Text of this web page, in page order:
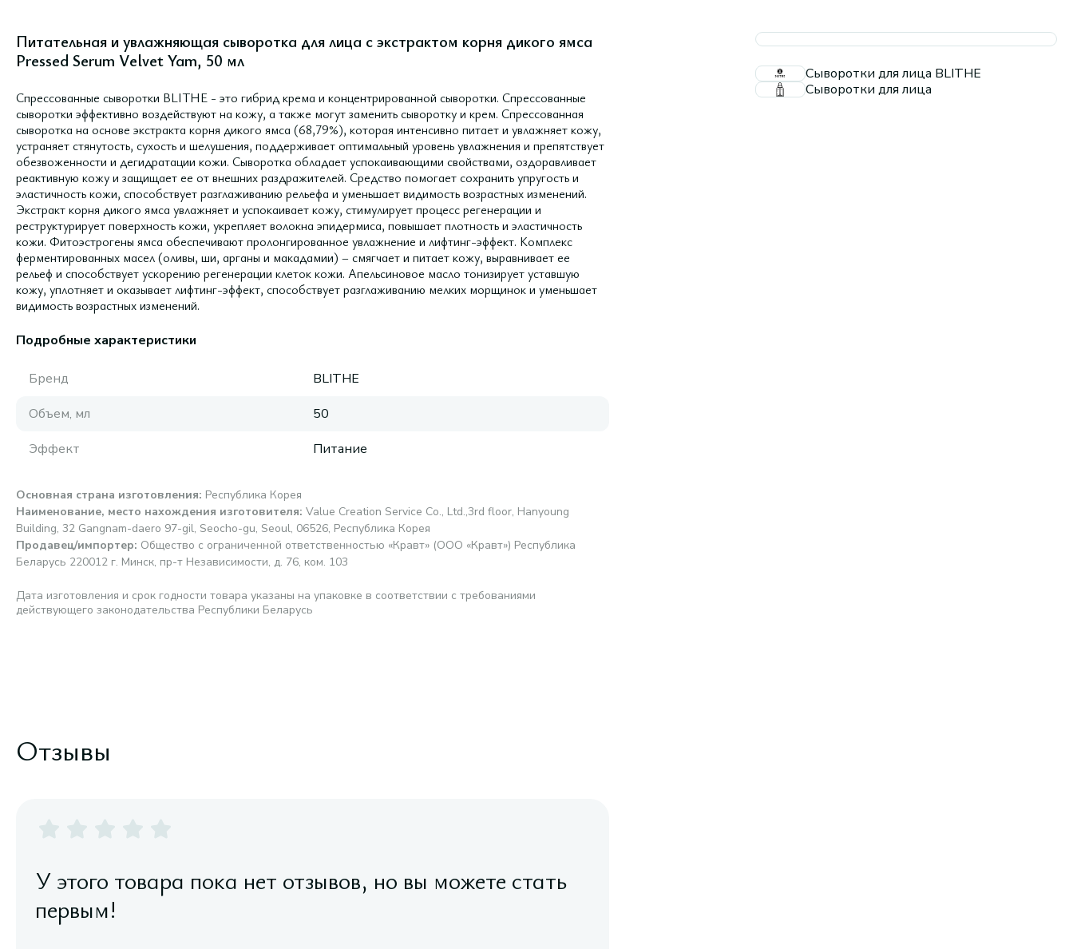
Питательная и увлажняющая сыворотка для лица с экстрактом корня дикого ямса
Pressed Serum Velvet Yam, 50 мл
Спрессованные сыворотки BLITHE - это гибрид крема и концентрированной сыворотки. Спрессованные
сыворотки эффективно воздействуют на кожу, а также могут заменить сыворотку и крем. Спрессованная
сыворотка на основе экстракта корня дикого ямса (68,79%), которая интенсивно питает и увлажняет кожу,
устраняет стянутость, сухость и шелушения, поддерживает оптимальный уровень увлажнения и препятствует
обезвоженности и дегидратации кожи. Сыворотка обладает успокаивающими свойствами, оздоравливает
реактивную кожу и защищает ее от внешних раздражителей. Средство помогает сохранить упругость и
эластичность кожи, способствует разглаживанию рельефа и уменьшает видимость возрастных изменений.
Экстракт корня дикого ямса увлажняет и успокаивает кожу, стимулирует процесс регенерации и
реструктурирует поверхность кожи, укрепляет волокна эпидермиса, повышает плотность и эластичность
кожи. Фитоэстрогены ямса обеспечивают пролонгированное увлажнение и лифтинг-эффект. Комплекс
ферментированных масел (оливы, ши, арганы и макадамии) – смягчает и питает кожу, выравнивает ее
рельеф и способствует ускорению регенерации клеток кожи. Апельсиновое масло тонизирует уставшую
кожу, уплотняет и оказывает лифтинг-эффект, способствует разглаживанию мелких морщинок и уменьшает
видимость возрастных изменений.
Подробные характеристики
Бренд
BLITHE
Объем, мл
50
Эффект
Питание
Основная страна изготовления: Республика Корея
Наименование, место нахождения изготовителя: Value Creation Service Со., Ltd.,3rd floor, Hanyoung
Building, 32 Gangnam-daero 97-gil, Seocho-gu, Seoul, 06526, Республика Корея
Продавец/импортер: Общество с ограниченной ответственностью «Кравт» (ООО «Кравт») Республика
Беларусь 220012 г. Минск, пр-т Независимости, д. 76, ком. 103
Дата изготовления и срок годности товара указаны на упаковке в соответствии с требованиями
действующего законодательства Республики Беларусь
Сыворотки для лица BLITHE
Сыворотки для лица
Отзывы
У этого товара пока нет отзывов, но вы можете стать
первым!